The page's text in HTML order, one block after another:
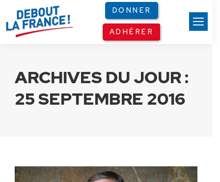
DONNER
ADHÉRER
ARCHIVES DU JOUR :
25 SEPTEMBRE 2016
Panneau de gestion des cookies